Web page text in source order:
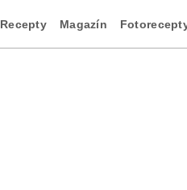
Recepty Magazín